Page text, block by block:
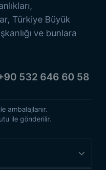
Türkiye Büyük
ve bunlara
532 646 60 58
ambalajlanır.
ile gönderilir.